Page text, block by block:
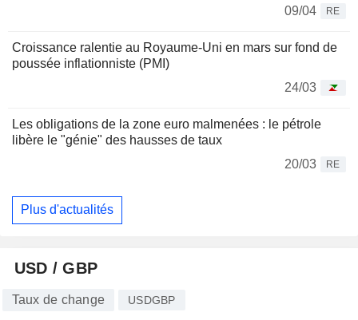
09/04 RE
Croissance ralentie au Royaume-Uni en mars sur fond de
poussée inflationniste (PMI)
24/03
Les obligations de la zone euro malmenées : le pétrole
libère le "génie" des hausses de taux
20/03
RE
Plus d'actualités
USD / GBP
Taux de change USDGBP